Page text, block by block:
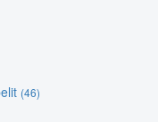
(46)